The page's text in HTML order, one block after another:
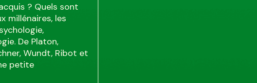
? Quels sont
millénaires, les
De Platon,
Wundt, Ribot et
petite